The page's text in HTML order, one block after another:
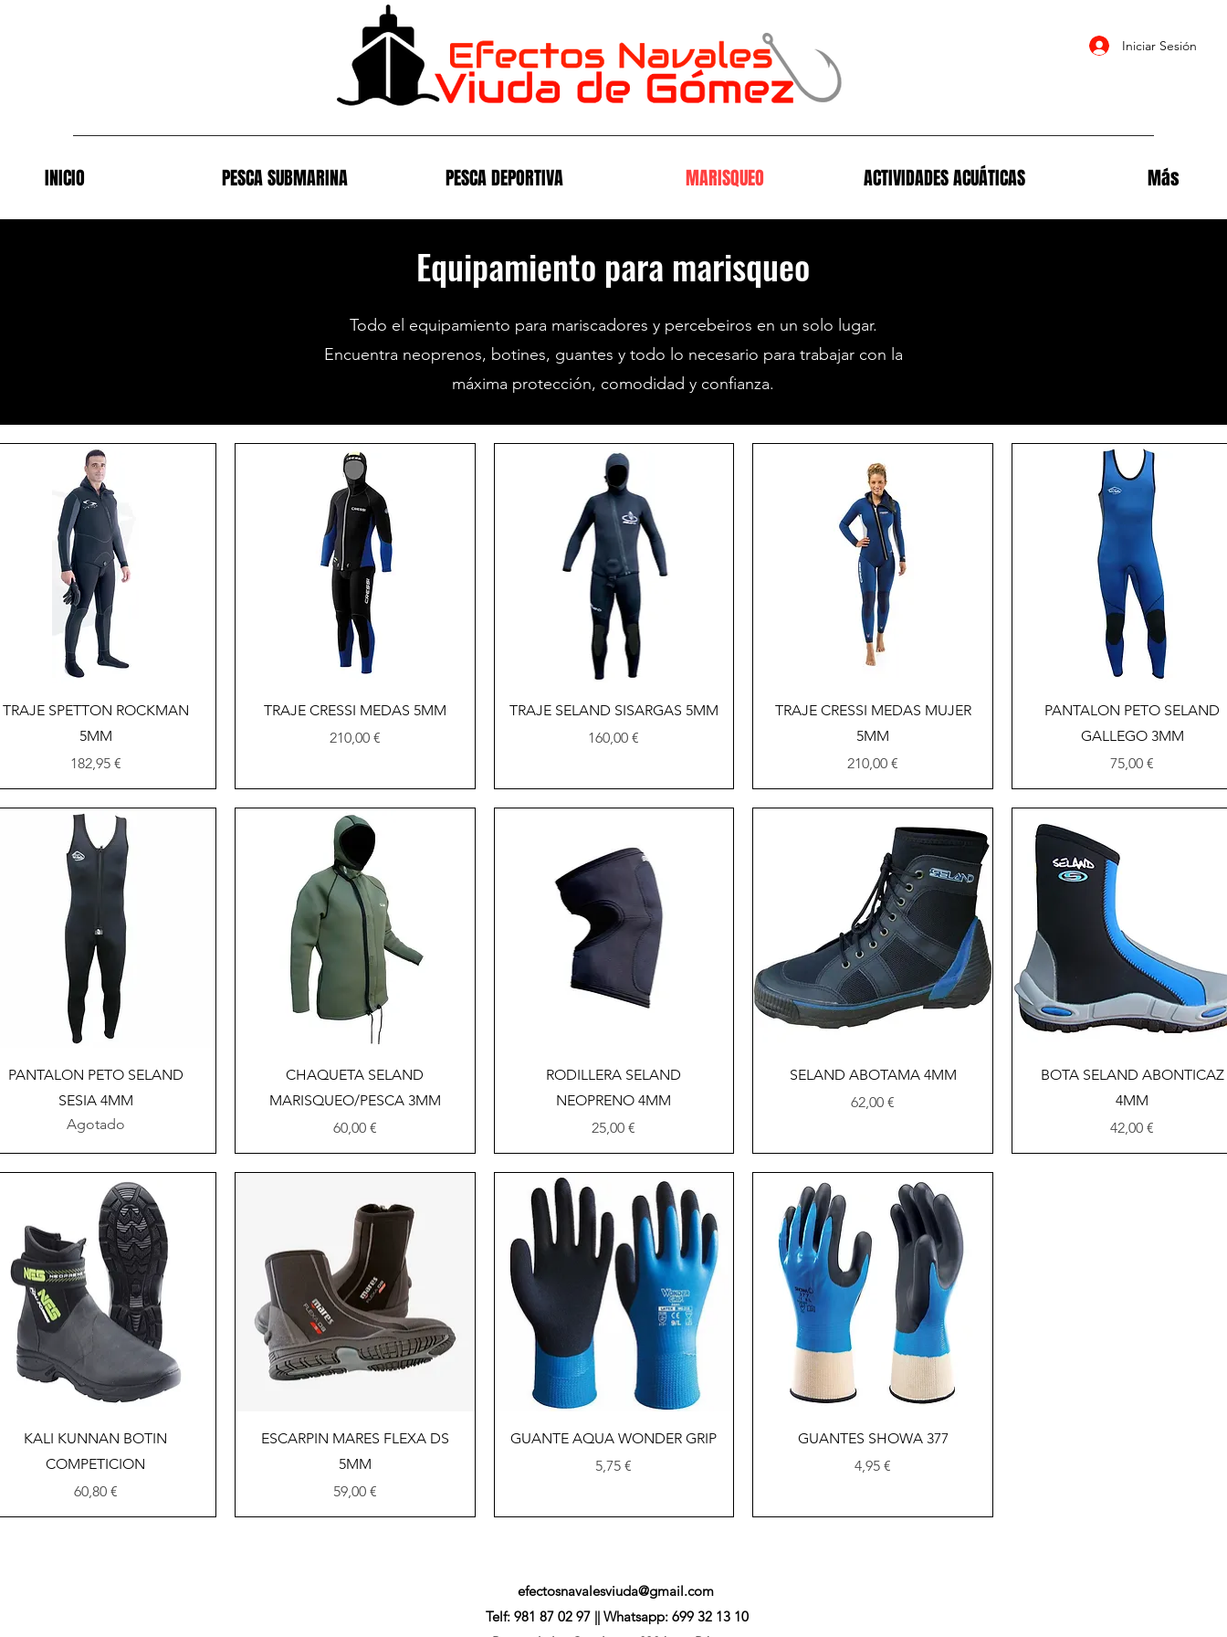
Iniciar Sesión
INICIO PESCA SUBMARINA PESCA DEPORTIVA MARISQUEO ACTIVIDADES ACUÁTICAS Más
Equipamiento para marisqueo
Todo el equipamiento para mariscadores y percebeiros en un solo lugar.
Encuentra neoprenos, botines, guantes y todo lo necesario para trabajar con la
máxima protección, comodidad y confianza.
Vista rápida
TRAJE SPETTON ROCKMAN
5MM
Precio
182,95 €
Vista rápida
TRAJE CRESSI MEDAS 5MM
Precio
210,00 €
Vista rápida
TRAJE SELAND SISARGAS 5MM
Precio
160,00 €
Vista rápida
TRAJE CRESSI MEDAS MUJER
5MM
Precio
210,00 €
Vista rápida
PANTALON PETO SELAND
GALLEGO 3MM
Precio
75,00 €
Vista rápida
PANTALON PETO SELAND
SESIA 4MM
Agotado
Vista rápida
CHAQUETA SELAND
MARISQUEO/PESCA 3MM
Precio
60,00 €
Vista rápida
RODILLERA SELAND
NEOPRENO 4MM
Precio
25,00 €
Vista rápida
SELAND ABOTAMA 4MM
Precio
62,00 €
Vista rápida
BOTA SELAND ABONTICAZ
4MM
Precio
42,00 €
Vista rápida
KALI KUNNAN BOTIN
COMPETICION
Precio
60,80 €
Vista rápida
ESCARPIN MARES FLEXA DS
5MM
Precio
59,00 €
Vista rápida
GUANTE AQUA WONDER GRIP
Precio
5,75 €
Vista rápida
GUANTES SHOWA 377
Precio
4,95 €
efectosnavalesviuda@gmail.com
Telf: 981 87 02 97 || Whatsapp: 699 32 13 10